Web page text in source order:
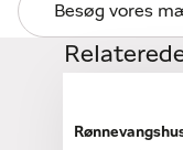
Besøg vores
Søndag